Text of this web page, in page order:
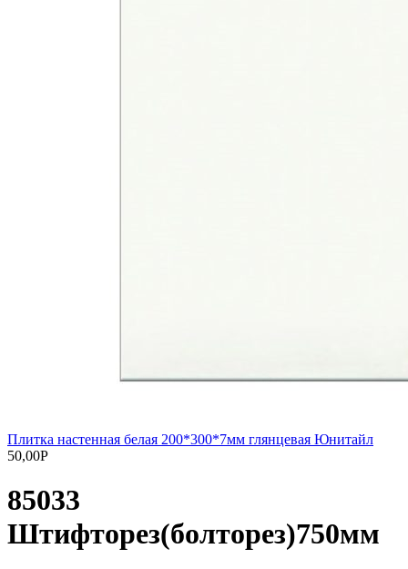
Плитка настенная белая 200*300*7мм глянцевая Юнитайл
50,00Р
85033
Штифторез(болторез)750мм